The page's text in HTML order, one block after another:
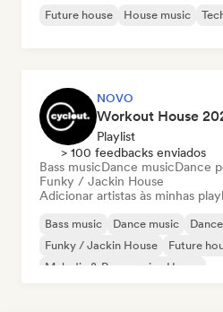
Future house
House music
NOVO
Playlist
> 100 feedbacks enviados
Bass musicDance musicDance
Funky / Jackin House
Adicionar artistas às minhas
Bass music Dance music
Funky / Jackin House
Future
Melodic & Progressive House